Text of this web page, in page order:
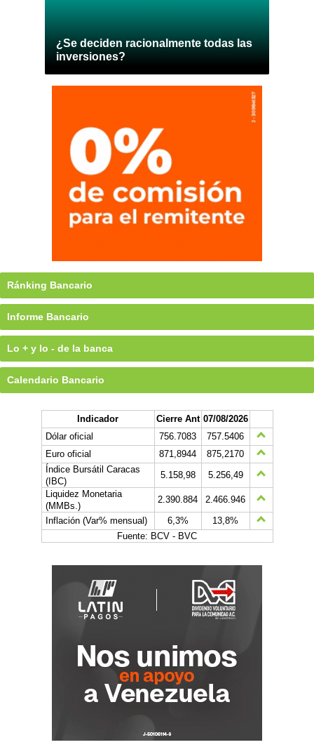
¿Se deciden racionalmente todas las
inversiones?
Ránking Bancario
Informe Bancario
Lo + y lo - de la banca
Calendario Bancario
Indicador Cierre Ant 07/08/2026
Dólar oficial
756.7083
757.5406
Euro oficial
871,8944
875,2170
Índice Bursátil Caracas
(IBC)
5.158,98
5.256,49
Liquidez Monetaria
(MMBs.)
2.390.884
2.466.946
Inflación (Var% mensual)
6,3%
13,8%
Fuente: BCV - BVC